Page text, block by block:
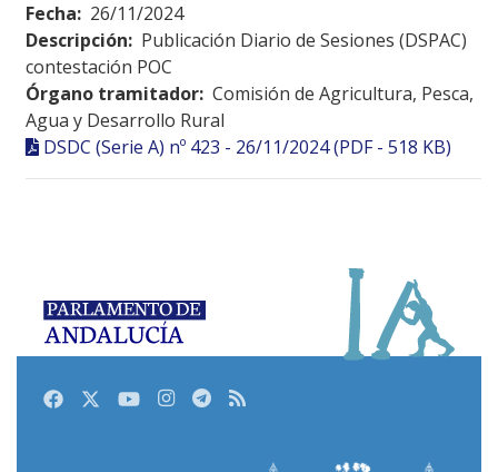
Fecha: 26/11/2024
Descripción: Publicación Diario de Sesiones (DSPAC)
contestación POC
Órgano tramitador: Comisión de Agricultura, Pesca,
Agua y Desarrollo Rural
DSDC (Serie A) nº 423 - 26/11/2024 (PDF - 518 KB)
FacebookTwitterYoutubeInstagram
Telegram
RSS